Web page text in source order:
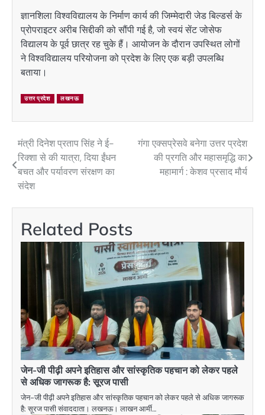
ज्ञानशिला विश्वविद्यालय के निर्माण कार्य की जिम्मेदारी जेड बिल्डर्स के
प्रोपराइटर अरीब सिद्दीकी को सौंपी गई है, जो स्वयं सेंट जोसेफ
विद्यालय के पूर्व छात्र रह चुके हैं। आयोजन के दौरान उपस्थित लोगों
ने विश्वविद्यालय परियोजना को प्रदेश के लिए एक बड़ी उपलब्धि
बताया।
उत्तर प्रदेश लखनऊ
Post
navigation
मंत्री दिनेश प्रताप सिंह ने ई-
रिक्शा से की यात्रा, दिया ईंधन
बचत और पर्यावरण संरक्षण का
संदेश
गंगा एक्सप्रेसवे बनेगा उत्तर प्रदेश
की प्रगति और महासमृद्धि का
महामार्ग : केशव प्रसाद मौर्य
Related Posts
जेन-जी पीढ़ी अपने इतिहास और सांस्कृतिक पहचान को लेकर पहले
से अधिक जागरूक है: सूरज पासी
जेन-जी पीढ़ी अपने इतिहास और सांस्कृतिक पहचान को लेकर पहले से अधिक जागरूक
है: सूरज पासी संवाददाता। लखनऊ। लाखन आर्मी…